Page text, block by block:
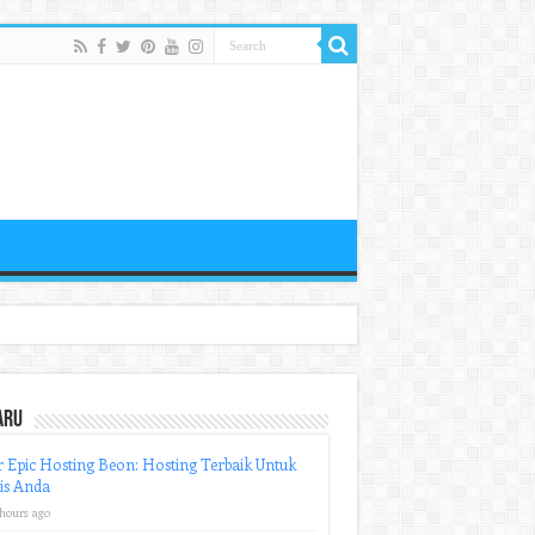
Epic Hosting Beon: Hosting Terbaik Untuk
Anda
ago